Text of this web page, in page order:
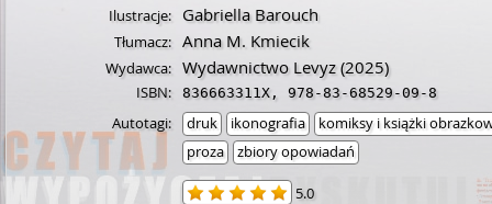
Ilustracje: Gabriella Barouch
Tłumacz: Anna M. Kmiecik
Wydawca: Wydawnictwo Levyz(2025)
ISBN: 836663311X , 978-83-68529-09-8
Autotagi: druk ikonografia
komiksy i książki
proza
zbiory opowiadań
5.0